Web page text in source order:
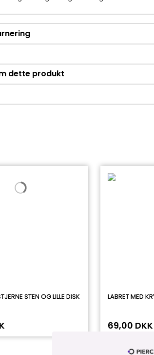
dette produkt
STEN OG LILLE DISK LABRET MED
69,00 DKK